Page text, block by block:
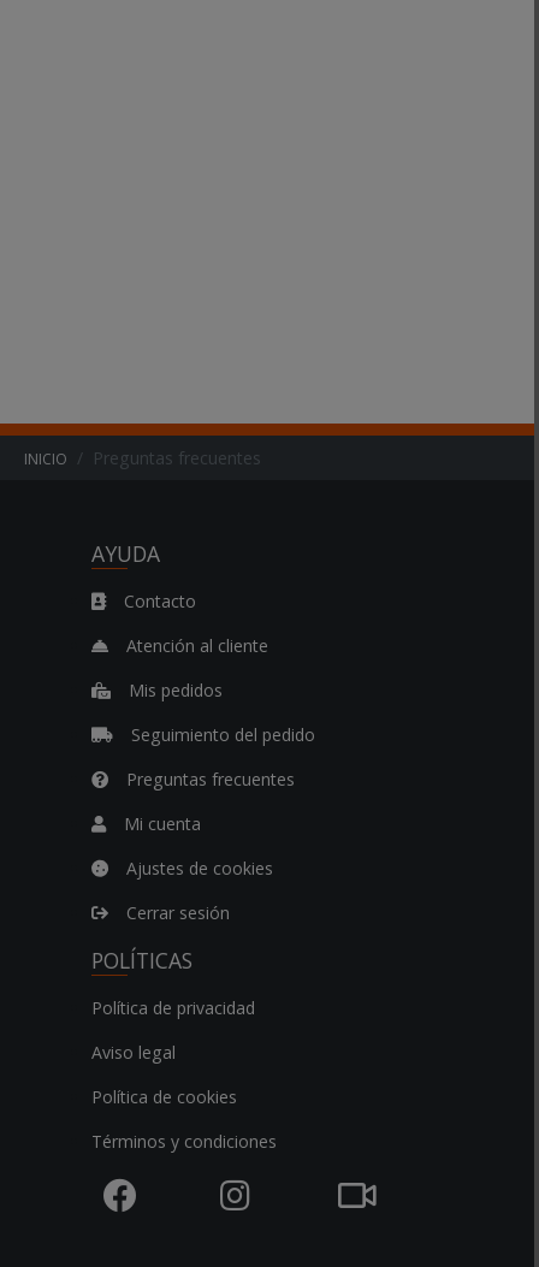
INICIO Preguntas frecuentes
AYUDA
Contacto
Atención al cliente
Mis pedidos
Seguimiento del pedido
Preguntas frecuentes
Mi cuenta
Ajustes de cookies
Cerrar sesión
POLÍTICAS
Política de privacidad
Aviso legal
Política de cookies
Términos y condiciones